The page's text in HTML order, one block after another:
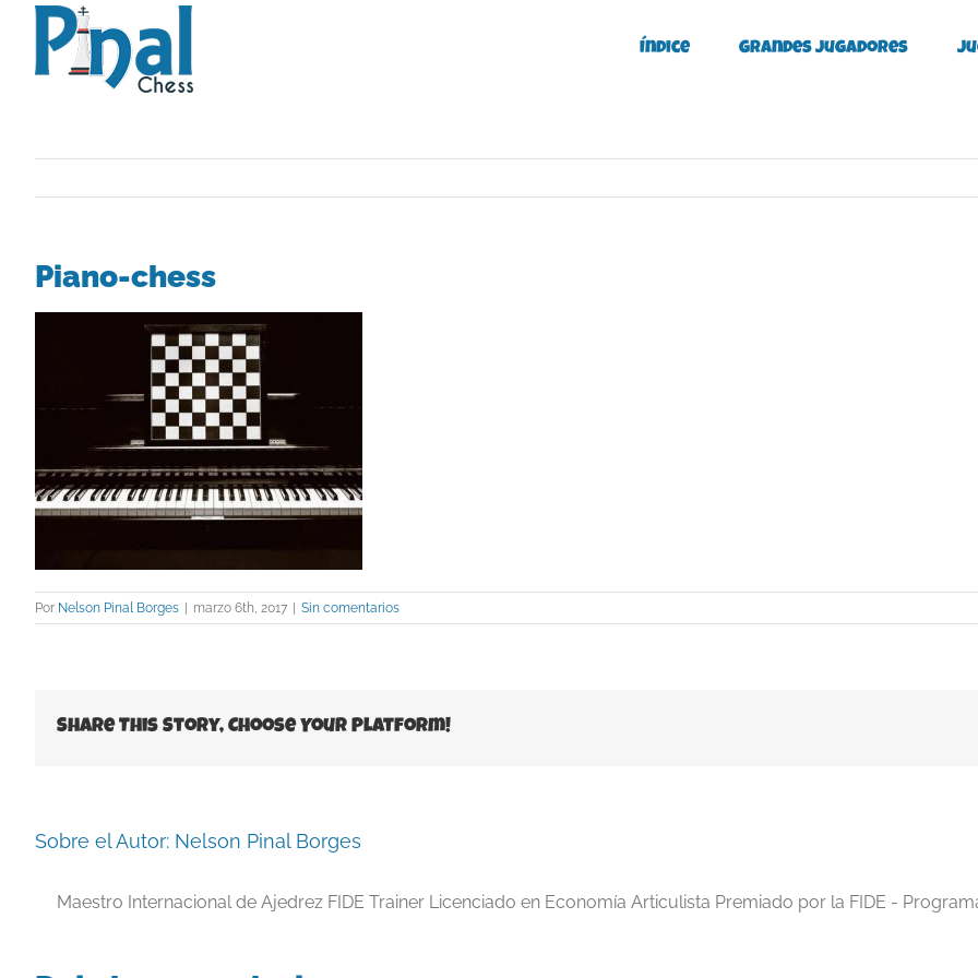
Saltar
contenido
Índice Grandes Jugadores
Piano-chess
Por Nelson Pinal Borges | marzo 6th, 2017 | Sin comentarios
Share This Story, Choose Your Platform!
Sobre el Autor: Nelson Pinal Borges
Maestro Internacional de Ajedrez FIDE Trainer Licenciado en Economía Articulista Premiado por la FIDE -